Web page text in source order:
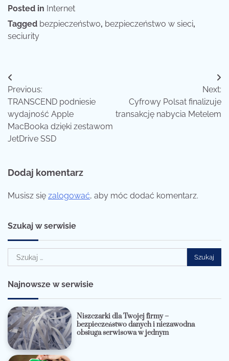
Posted in Internet
Tagged bezpieczeństwo, bezpieczeństwo w sieci,
seciurity
Nawigacja
wpisu
Previous:
TRANSCEND podniesie
wydajność Apple
MacBooka dzięki zestawom
JetDrive SSD
Next:
Cyfrowy Polsat finalizuje
transakcję nabycia Metelem
Dodaj komentarz
Musisz się zalogować, aby móc dodać komentarz.
Szukaj w serwisie
Szukaj:
Najnowsze w serwisie
Niszczarki dla Twojej firmy –
bezpieczeństwo danych i niezawodna
obsługa serwisowa w jednym